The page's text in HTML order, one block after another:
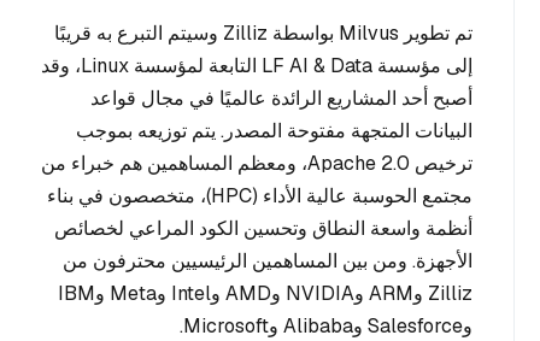
تم تطوير Milvus بواسطة Zilliz وسيتم التبرع به قريبًا
إلى مؤسسة LF AI & Data التابعة لمؤسسة Linux، وقد
أصبح أحد المشاريع الرائدة عالميًا في مجال قواعد
البيانات المتجهة مفتوحة المصدر. يتم توزيعه بموجب
ترخيص Apache 2.0، ومعظم المساهمين هم خبراء من
مجتمع الحوسبة عالية الأداء (HPC)، متخصصون في بناء
أنظمة واسعة النطاق وتحسين الكود المراعي لخصائص
الأجهزة. ومن بين المساهمين الرئيسيين محترفون من
Zilliz وARM وNVIDIA وAMD وIntel وMeta وIBM
وSalesforce وAlibaba وMicrosoft.